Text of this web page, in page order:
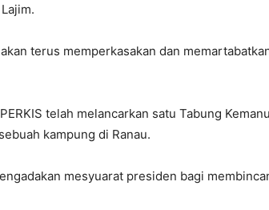
terus memperkasakan dan
telah melancarkan satu Tabung
kampung di Ranau.
mesyuarat presiden bagi